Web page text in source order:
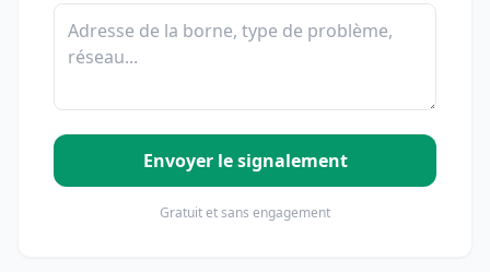
Envoyer le signalement
Gratuit et sans engagement